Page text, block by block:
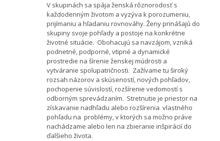
V skupinách sa spája ženská rôznorodosť s
každodenným životom a vyzýva k porozumeniu,
prijímaniu a hľadaniu rovnováhy. Ženy prinášajú do
skupiny svoje pohľady a postoje na konkrétne
životné situácie. Obohacujú sa navzájom, vzniká
podnetné, podporné, vtipné a dynamické
prostredie na šírenie ženskej múdrosti a
vytváranie spolupatričnosti. Zažívame tu široký
rozsah názorov a skúseností, nových pohľadov,
pochopenie súvislostí, rozšírenie vedomostí s
odborným sprevádzaním. Stretnutie je priestor na
získavanie nadhľadu alebo rozšírenia vlastného
pohľadu na problémy, v ktorých sa možno práve
nachádzame alebo len na zbieranie inšpirácií do
ďalšieho života.